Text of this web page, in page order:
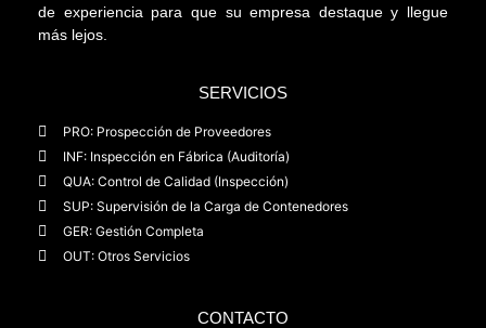
de experiencia para que su empresa destaque y llegue
más lejos.
SERVICIOS
PRO: Prospección de Proveedores
INF: Inspección en Fábrica (Auditoría)
QUA: Control de Calidad (Inspección)
SUP: Supervisión de la Carga de Contenedores
GER: Gestión Completa
OUT: Otros Servicios
CONTACTO